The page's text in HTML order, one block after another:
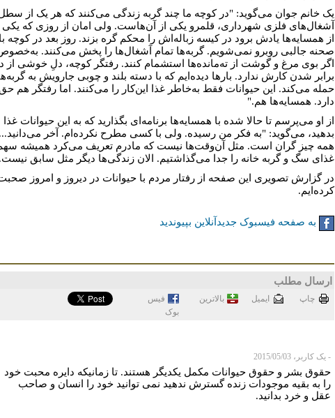
یک خانم جوان می‌گوید: "در کوچه ما چند گربه زندگی می‌کنند که هر یک از
آشغال‌های فلزی شهرداری، قلمرو یکی از آن‌هاست. ولی امان از روزی که یکی
از همسایه‌ها یادش برود در کیسه زباله‌اش را محکم گره بزند. روز بعد در کوچه
صحنه جالبی روبرو نمی‌شویم. گربه‌ها تمام آشغال‌ها را پخش می‌کنند.
اگر بوی مرغ و گوشت از ته‌مانده‌ها استشمام کنند. رفتگر کوچه، دلِ خوشی از
برابر شدن کارش ندارد. بارها دیده‌ایم که با دسته بلند و چوبی جارویش به
حمله می‌کند. این حیوانات فقط به‌خاطر غذا این‌کار را می‌کنند. اما رفتگر هم
دارد. همسایه‌ها هم."
از او می‌پرسم تا حالا شده با همسایه‌ها برنامه‌ای بگذارید که به این حیوانات غذا
بدهید، می‌گوید: "به فکر من رسیده. ولی با کسی مطرح نکرده‌ام. آخر
همه چیز گران است. مثل آن‌وقت‌ها نیست که مادرم تعریف می‌کرد همیشه
غذای سگ و گربه خانه را جدا می‌گذاشتیم. الان زندگی‌ها دیگر مثل سابق
در گزارش تصویری این صفحه از رفتار مردم با حیوانات در دیروز و امروز
کرده‌ایم.
به صفحه فیسبوک جدیدآنلاین بپیوندید
ارسال مطلب
چاپ ايميل بالاترین
فيس
بوک
- یک کاربر، 2015/05/03
حقوق بشر و حقوق حیوانات مکمل یکدیگر هستند. تا زمانيکه دایره محبت خود
را به بقیه موجودات زنده گسترش ندهید نمی توانید خود را انسان و صاحب
عقل و خرد بدانید.